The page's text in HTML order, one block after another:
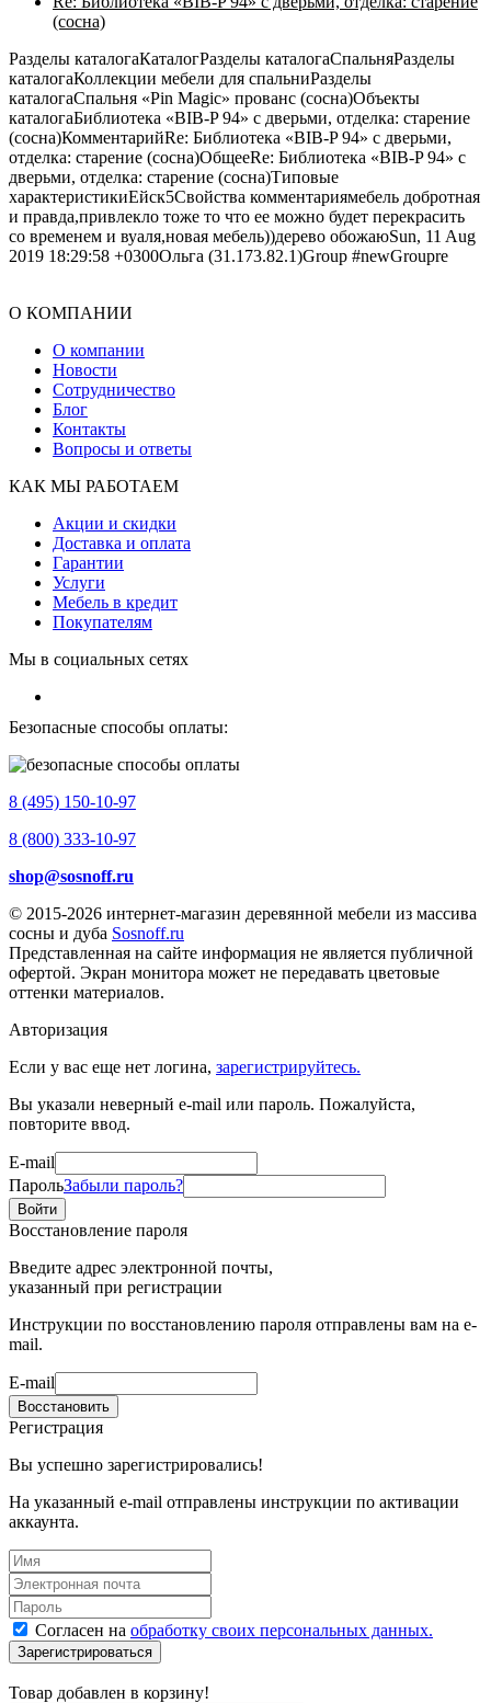
(сосна)
Разделы каталогаКаталогРазделы каталогаСпальняРазделы
каталогаКоллекции мебели для спальниРазделы
каталогаСпальня «Pin Magic» прованс (сосна)Объекты
каталогаБиблиотека «BIB-P 94» с дверьми, отделка: старение
(сосна)КомментарийRe: Библиотека «BIB-P 94» с дверьми,
отделка: старение (сосна)ОбщееRe: Библиотека «BIB-P 94» с
дверьми, отделка: старение (сосна)Типовые
характеристикиЕйск5Свойства комментариямебель добротная
и правда,привлекло тоже то что ее можно будет перекрасить
со временем и вуаля,новая мебель))дерево обожаюSun, 11 Aug
2019 18:29:58 +0300Ольга (31.173.82.1)Group #newGroupre
О КОМПАНИИ
О компании
Новости
Сотрудничество
Блог
Контакты
Вопросы и ответы
КАК МЫ РАБОТАЕМ
Акции и скидки
Доставка и оплата
Гарантии
Услуги
Мебель в кредит
Покупателям
Мы в социальных сетях
Безопасные способы оплаты:
8 (495) 150-10-97
8 (800) 333-10-97
shop@sosnoff.ru
© 2015-2026 интернет-магазин деревянной мебели из массива
сосны и дуба Sosnoff.ru
Представленная на сайте информация не является публичной
офертой. Экран монитора может не передавать цветовые
оттенки материалов.
Авторизация
Если у вас еще нет логина, зарегистрируйтесь.
Вы указали неверный e-mail или пароль. Пожалуйста,
повторите ввод.
E-mail
ПарольЗабыли пароль?
Войти
Восстановление пароля
Введите адрес электронной почты,
указанный при регистрации
Инструкции по восстановлению пароля отправлены вам на e-
mail.
E-mail
Восстановить
Регистрация
Вы успешно зарегистрировались!
На указанный e-mail отправлены инструкции по активации
аккаунта.
Согласен на обработку своих персональных данных.
Зарегистрироваться
Товар добавлен в корзину!